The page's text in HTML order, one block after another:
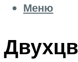
Меню